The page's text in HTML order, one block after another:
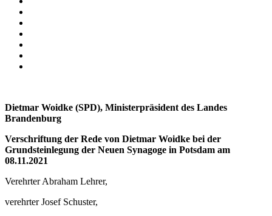
Dietmar Woidke (SPD), Ministerpräsident des Landes
Brandenburg
Verschriftung der Rede von Dietmar Woidke bei der
Grundsteinlegung der Neuen Synagoge in Potsdam am
08.11.2021
Verehrter Abraham Lehrer,
verehrter Josef Schuster,